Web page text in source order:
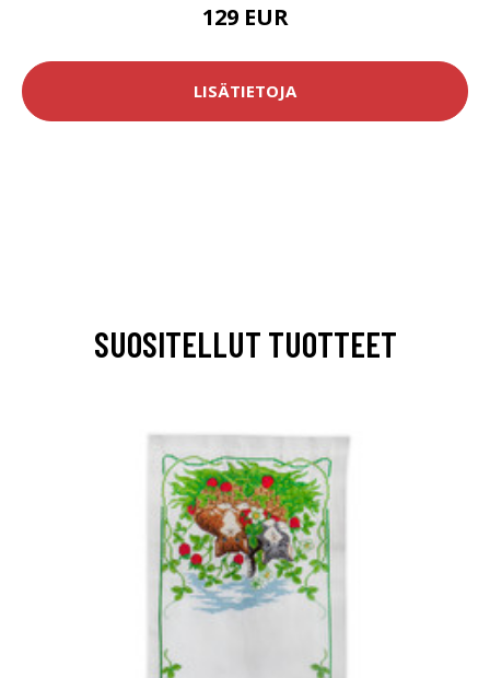
129 EUR
LISÄTIETOJA
SUOSITELLUT TUOTTEET